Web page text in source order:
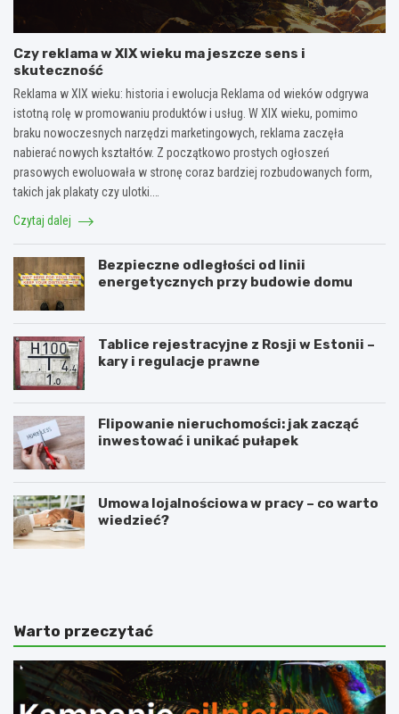
Czy reklama w XIX wieku ma jeszcze sens i
skuteczność
Reklama w XIX wieku: historia i ewolucja Reklama od wieków odgrywa
istotną rolę w promowaniu produktów i usług. W XIX wieku, pomimo
braku nowoczesnych narzędzi marketingowych, reklama zaczęła
nabierać nowych kształtów. Z początkowo prostych ogłoszeń
prasowych ewoluowała w stronę coraz bardziej rozbudowanych form,
takich jak plakaty czy ulotki.…
Czytaj dalej
Bezpieczne odległości od linii
energetycznych przy budowie domu
Tablice rejestracyjne z Rosji w Estonii –
kary i regulacje prawne
Flipowanie nieruchomości: jak zacząć
inwestować i unikać pułapek
Umowa lojalnościowa w pracy – co warto
wiedzieć?
4
e
p
s
N
m
p
o
Warto przeczytać